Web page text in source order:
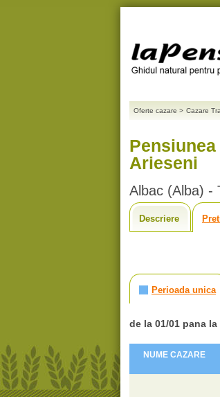
Oferte cazare > Cazare
Arieseni
Albac (Alba) -
Descriere
Perioada unica
de la 01/01 pana la
NUME CAZARE